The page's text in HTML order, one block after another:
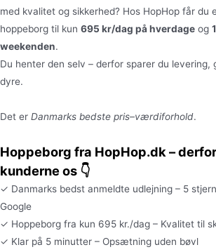
med kvalitet og sikkerhed? Hos HopHop får du
hoppeborg til kun 695 kr/dag på hverdage og
weekenden.
Du henter den selv – derfor sparer du levering,
dyre.
Det er Danmarks bedste pris–værdiforhold.
Hoppeborg fra HopHop.dk –
kunderne os 👇
✓ Danmarks bedst anmeldte udlejning – 5
Google
✓ Hoppeborg fra kun 695 kr./dag – Kvalitet til
✓ Klar på 5 minutter – Opsætning uden bøvl